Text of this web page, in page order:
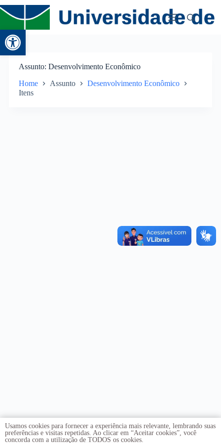
Abrir a barra de ferramentas
Assunto Desenvolvimento Econômico
Home Assunto
Desenvolvimento Econômico
Itens
Usamos cookies para fornecer a experiência mais relevante, lembrando suas
preferências e visitas repetidas. Ao clicar em “Aceitar cookies”, você
concorda com a utilização de TODOS os cookies.